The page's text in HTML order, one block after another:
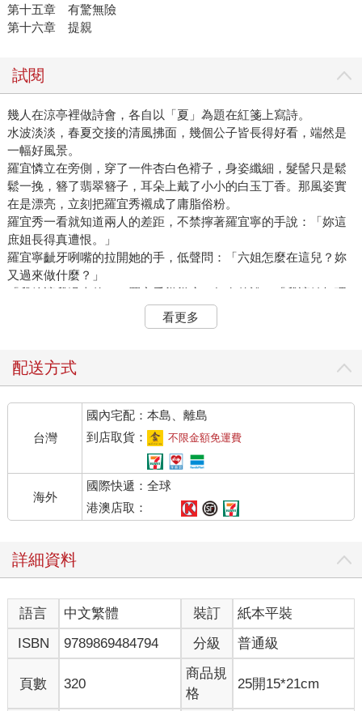
第十五章 有驚無險
第十六章 提親
試閱
幾人在涼亭裡做詩會，各自以「夏」為題在紅箋上寫詩。
水波淡淡，春夏交接的清風拂面，幾個公子皆長得好看，端然是
一幅好風景。
羅宜憐立在旁側，穿了一件杏白色褙子，身姿纖細，髮髻只是鬆
鬆一挽，簪了翡翠簪子，耳朵上戴了小小的白玉丁香。那風姿實
在是漂亮，立刻把羅宜秀襯成了庸脂俗粉。
羅宜秀一看就知道兩人的差距，不禁擰著羅宜寧的手說：「妳這
庶姐長得真遭恨。」
羅宜寧齜牙咧嘴的拉開她的手，低聲問：「六姐怎麼在這兒？妳
又過來做什麼？」
「我娘讓我過來的。」羅宜秀聳聳肩，無奈的說：「我讓她打理
了半個時辰才出來，她讓我跟妳那顧家表哥說說話，但是我跟妳
思，莫不是看上了顧景明？
羅宜寧指了指中間穿月白直裰，正在提筆寫字的那個，然後低聲
道：「五姐姐，大伯母究竟是怎麼說的？」
羅宜秀沒有回答，她已經帶著丫頭婆子拉著羅宜寧走過去了。
羅宜寧正在想該如何介紹羅宜秀，林茂正好回過頭，他一看到羅
宜寧就笑咪咪的。
人家姑娘都是規規矩矩的早起點卯，他本來也想去請她一起做詩
會，沒想到她還在賴床，忍不住就嘲諷道：「宜寧表妹來了，起
得好早啊。」
爐，過來找母親索要，今日竟然還能起得這麼早，我是佩服
的。」她未曾惹他，才見過兩面而已，林茂跟她說話卻總是戲謔
調侃，令她覺得莫名其妙。
顧景明忍不住笑了笑，這一笑著實好看，溫柔俊朗極了。他打圓
場道：「宜寧表妹莫與他計較，他這人嘴巴厲害而已。」
他們倆倒是很熟的樣子。顧景明溫和謙遜，林茂則是一副無賴瀟
灑的樣子，兩人湊在一起倒是有一種奇異的平和。
羅宜寧正要坐下，手卻被狠狠揪了一下，她差點兒嗷了一聲。羅
宜秀也真是的，使這麼大勁兒做什麼！
看更多
配送方式
台灣
國內宅配：本島、離島
到店取貨：
不限金額免運費
海外
國際快遞：全球
港澳店取：
詳細資料
語言 中文繁體 裝訂
紙本平裝
ISBN
9789869484794 分級 普通級
頁數 320
商品規
格
25開15*21cm